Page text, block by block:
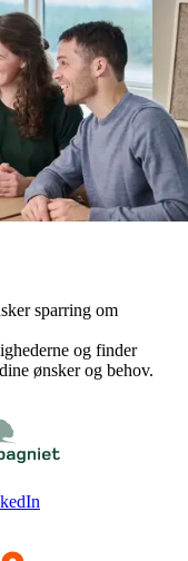
sparring om
og finder
ønsker og behov.